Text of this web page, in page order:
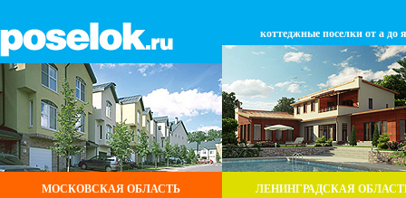
МОСКОВСКАЯ ОБЛАСТЬ
коттеджные поселки от а до я
ЛЕНИНГРАДСКАЯ